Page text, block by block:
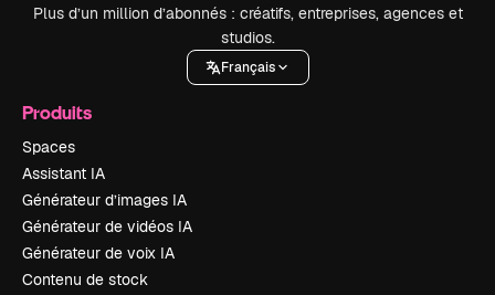
Plus d’un million d’abonnés : créatifs, entreprises, agences et
studios.
Français
Produits
Spaces
Assistant IA
Générateur d’images IA
Générateur de vidéos IA
Générateur de voix IA
Contenu de stock